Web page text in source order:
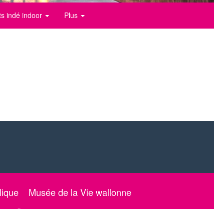
indé indoor Plus
Musée de la Vie wallonne